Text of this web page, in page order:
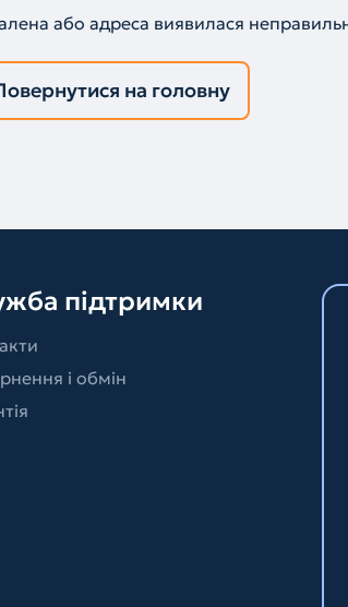
або адреса виявилася
на головну
підтримки
і обмін